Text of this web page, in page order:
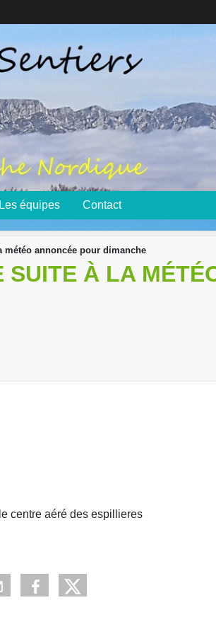
Les équipes Contact
météo annoncée pour dimanche
À LA
centre aéré des espillieres